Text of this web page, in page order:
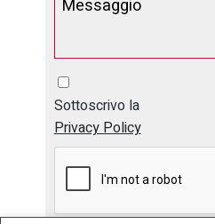
Sottoscrivo la
Privacy Policy